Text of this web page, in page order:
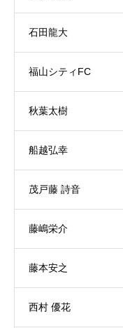
石田龍大
福山シティFC
秋葉太樹
船越弘幸
茂戸藤 詩音
藤嶋栄介
藤本安之
西村 優花